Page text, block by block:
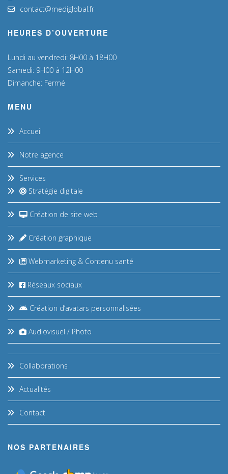
contact@mediglobal.fr
HEURES D’OUVERTURE
Lundi au vendredi: 8H00 à 18H00
Samedi: 9H00 à 12H00
Dimanche: Fermé
MENU
Accueil
Notre agence
Services
Stratégie digitale
Création de site web
Création graphique
Webmarketing & Contenu santé
Réseaux sociaux
Création d’avatars personnalisées
Audiovisuel / Photo
Collaborations
Actualités
Contact
NOS PARTENAIRES